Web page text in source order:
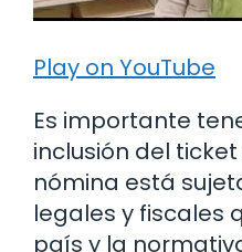
Play on YouTube
Es importante
inclusión del
nómina está
legales y fiscales
país y la